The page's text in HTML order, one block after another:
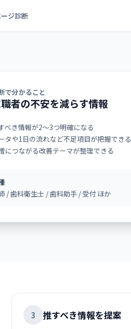
ジ診断
で分かること
者の不安を減らす情報
べき情報が2〜3つ明確になる
タや1日の流れなど不足項目が把握できる
につながる改善テーマが整理できる
/ 歯科衛生士 / 歯科助手 / 受付 ほか
3 推すべき情報を提案